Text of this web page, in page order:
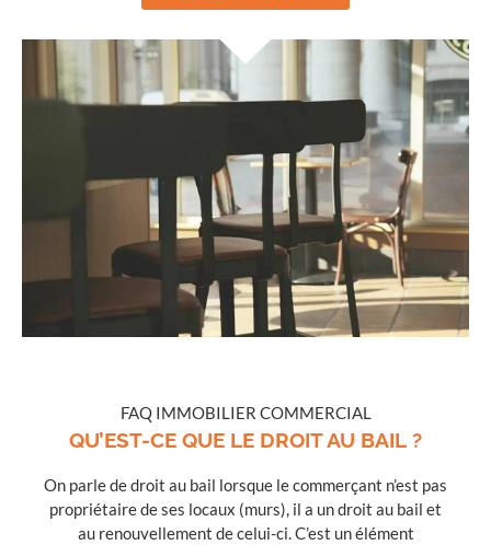
FAQ IMMOBILIER COMMERCIAL
QU’EST-CE QUE LE DROIT AU BAIL ?
On parle de droit au bail lorsque le commerçant n’est pas
propriétaire de ses locaux (murs), il a un droit au bail et
au renouvellement de celui-ci. C’est un élément